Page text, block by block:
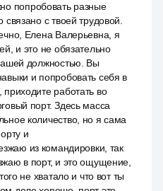
попробовать разные
с твоей трудовой.
Елена Валерьевна, я
и это не обязательно
должностью. Вы
и попробовать себя в
работать во
порт. Здесь масса
количество, но я сама
и
из командировки, так
в порт, и это ощущение,
не хватало и что вот ты